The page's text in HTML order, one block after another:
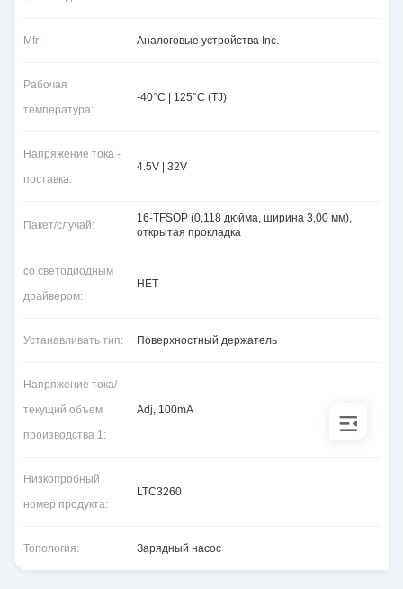
Mfr: Аналоговые устройства Inc.
Рабочая
температура:
-40°C | 125°C (TJ)
Напряжение тока -
поставка:
4.5V | 32V
Пакет/случай:
16-TFSOP (0,118 дюйма, ширина 3,00 мм),
открытая прокладка
со светодиодным
драйвером:
НЕТ
Устанавливать тип: Поверхностный держатель
Напряжение тока/
текущий объем
производства 1:
Adj, 100mA
Низкопробный
номер продукта:
LTC3260
Топология: Зарядный насос